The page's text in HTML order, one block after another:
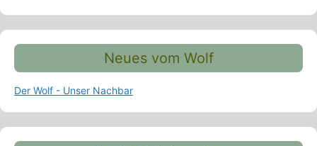
Neues vom Wolf
Der Wolf - Unser Nachbar